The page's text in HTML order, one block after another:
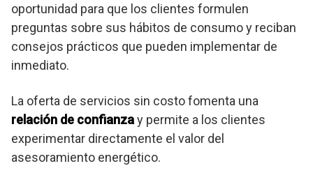
oportunidad para que los clientes formulen
preguntas sobre sus hábitos de consumo y reciban
consejos prácticos que pueden implementar de
inmediato.
La oferta de servicios sin costo fomenta una
relación de confianzay permite a los clientes
experimentar directamente el valor del
asesoramiento energético.